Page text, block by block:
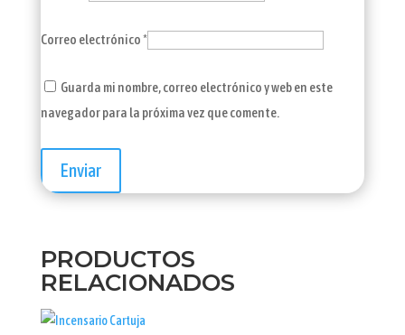
Correo electrónico*
Guarda mi nombre, correo electrónico y web en este
navegador para la próxima vez que comente.
PRODUCTOS
RELACIONADOS